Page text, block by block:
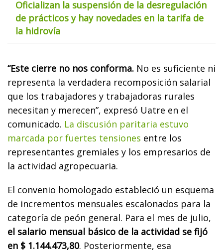
Oficializan la suspensión de la desregulación
de prácticos y hay novedades en la tarifa de
la hidrovía
“Este cierre no nos conforma. No es suficiente ni
representa la verdadera recomposición salarial
que los trabajadores y trabajadoras rurales
necesitan y merecen”, expresó Uatre en el
comunicado. La discusión paritaria estuvo
marcada por fuertes tensiones entre los
representantes gremiales y los empresarios de
la actividad agropecuaria.
El convenio homologado estableció un esquema
de incrementos mensuales escalonados para la
categoría de peón general. Para el mes de julio,
el salario mensual básico de la actividad se fijó
en $ 1.144.473,80. Posteriormente, esa